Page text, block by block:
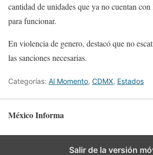
cantidad de unidades que ya no cuentan
para funcionar.
En violencia de genero, destacó que no
las sanciones necesarias.
Categorías: Al Momento, CDMX, Estados
México Informa
Salir de la versión